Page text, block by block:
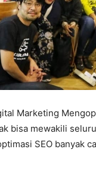
Marketing
bisa mewakili
SEO banyak